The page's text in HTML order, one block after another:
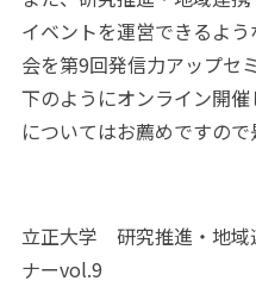
イベントを運営できるよ
会を第9回発信力アップセ
下のようにオンライン開
についてはお薦めですので
立正大学 研究推進・地
ナーvol.9